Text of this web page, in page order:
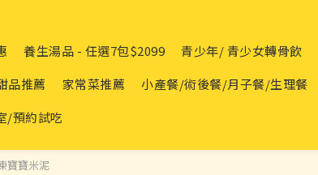
養生湯品 - 任選7包$2099 青少年/ 青少女轉骨飲
品推薦 家常菜推薦 小產餐/術後餐/月子餐/生理餐
/預約試吃
寶寶米泥